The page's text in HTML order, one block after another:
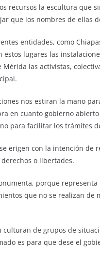
recursos la escultura que
que los nombres de ellas
entidades, como
estos lugares las
las activistas,
nos estiran la mano
en cuanto gobierno
para facilitar los trámites
erigen con la intención de
o libertades.
porque
que no se realizan de
culturan de grupos de
es para que dese el